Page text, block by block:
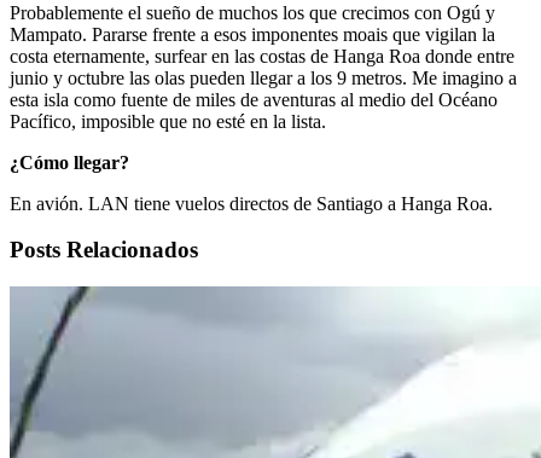
Probablemente el sueño de muchos los que crecimos con Ogú y
Mampato. Pararse frente a esos imponentes moais que vigilan la
costa eternamente, surfear en las costas de Hanga Roa donde entre
junio y octubre las olas pueden llegar a los 9 metros. Me imagino a
esta isla como fuente de miles de aventuras al medio del Océano
Pacífico, imposible que no esté en la lista.
¿Cómo llegar?
En avión. LAN tiene vuelos directos de Santiago a Hanga Roa.
Posts Relacionados